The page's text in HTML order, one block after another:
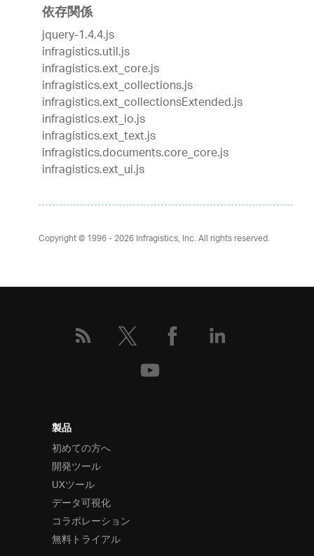
依存関係
jquery-1.4.4.js
infragistics.util.js
infragistics.ext_core.js
infragistics.ext_collections.js
infragistics.ext_collectionsExtended.js
infragistics.ext_io.js
infragistics.ext_text.js
infragistics.documents.core_core.js
infragistics.ext_ui.js
Copyright © 1996 - 2026Infragistics, Inc. All rights reserved.
製品
初めての方へ
開発ツール
UXツール
データ可視化
コラボレーション
無料トライアル